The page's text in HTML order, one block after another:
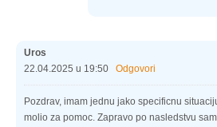
Uros
22.04.2025 u 19:50 Odgovori
Pozdrav, imam jednu jako specificnu
molio za pomoc. Zapravo po nasledstvu